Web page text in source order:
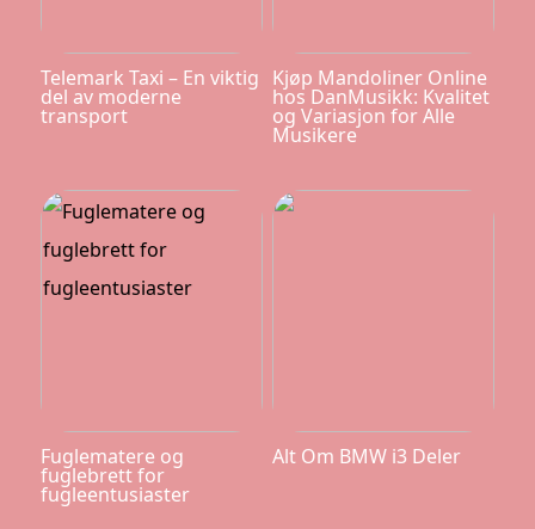
Telemark Taxi – En viktig
del av moderne
transport
Kjøp Mandoliner Online
hos DanMusikk: Kvalitet
og Variasjon for Alle
Musikere
Fuglematere og
fuglebrett for
fugleentusiaster
Alt Om BMW i3 Deler